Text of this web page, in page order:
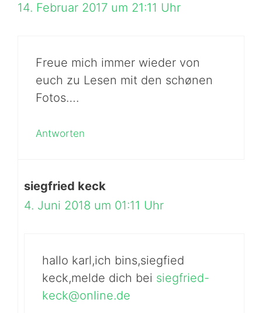
14. Februar 2017 um 21:11 Uhr
Freue mich immer wieder von
euch zu Lesen mit den schønen
Fotos….
Antworten
siegfried keck
4. Juni 2018 um 01:11 Uhr
hallo karl,ich bins,siegfied
keck,melde dich bei siegfried-
keck@online.de